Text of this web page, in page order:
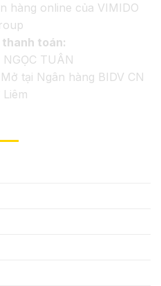
hàng online của VIMIDO
thanh toán:
TUÂN
tại Ngân hàng BIDV CN
Liêm